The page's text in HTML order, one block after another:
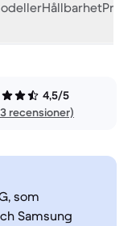
Hållbarhet
4,5/5
recensioner)
som
Samsung